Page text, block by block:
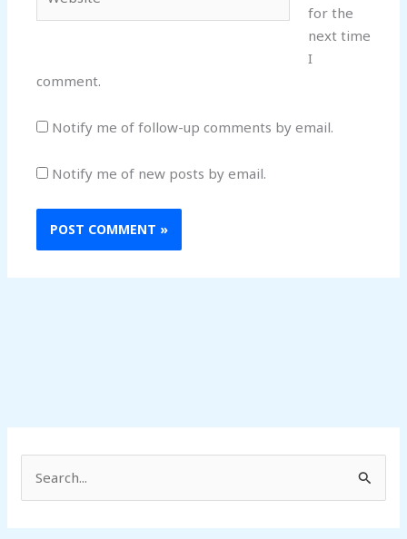
for the
next time
I
comment.
Notify me of follow-up comments by email.
Notify me of new posts by email.